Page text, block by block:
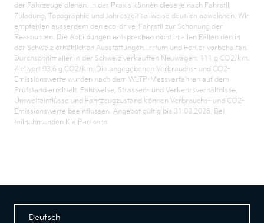
der Fahrzeuge dienen. In der Praxis können diese je nach Fahrstil,
Zuladung, Topographie und Jahreszeit teilweise deutlich abweichen. Wir
empfehlen ausserdem den eco-drive-Fahrstil zur Schonung der
Ressourcen. Die Abbildungen entsprechen nicht in allen Fällen den in
der Schweiz erhältlichen Ausstattungen. Irrtum und Fehler vorbehalten.
Durchschnitt aller in der Schweiz verkauften Neuwagen: 111 g CO2/km.
Zielwert 93.6 g CO2/km. Die angegebenen Verbrauchs- und CO2-
Emissionswerte wurden nach dem WLTP-Messverfahren auf dem
Prüfstand ermittelt. Fahrweise, Strassen- und Verkehrsverhältnisse,
Umwelteinflüsse und Fahrzeugzustand können Verbrauchs- und CO2-
Emissionswerte beeinflussen. Angebot gültig bis 31.08.2026. Bei
teilnehmenden Kia Partnern.
Deutsch